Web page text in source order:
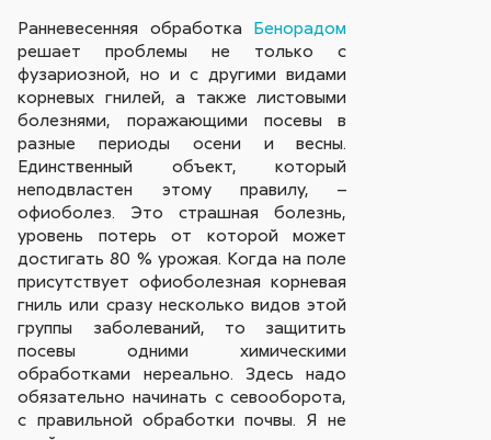
Ранневесенняя обработка Бенорадом
решает проблемы не только с
фузариозной, но и с другими видами
корневых гнилей, а также листовыми
болезнями, поражающими посевы в
разные периоды осени и весны.
Единственный объект, который
неподвластен этому правилу, –
офиоболез. Это страшная болезнь,
уровень потерь от которой может
достигать 80 % урожая. Когда на поле
присутствует офиоболезная корневая
гниль или сразу несколько видов этой
группы заболеваний, то защитить
посевы одними химическими
обработками нереально. Здесь надо
обязательно начинать с севооборота,
c правильной обработки почвы. Я не